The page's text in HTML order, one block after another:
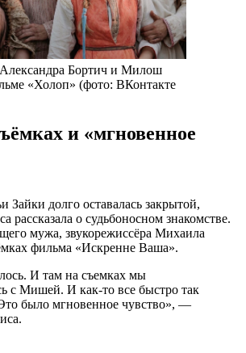
Бортич и Милош
«Холоп» (фото: ВКонтакте
и «мгновенное
долго оставалась закрытой,
рассказала о судьбоносном знакомстве.
мужа, звукорежиссёра Михаила
фильма «Искренне Ваша».
И там на съемках мы
с Мишей. И как-то все быстро так
было мгновенное чувство», —